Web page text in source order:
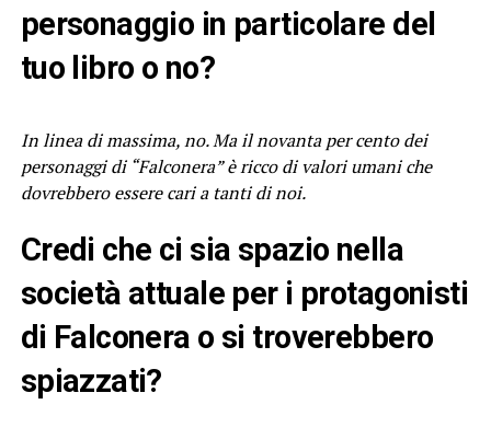
personaggio in particolare del
tuo libro o no?
In linea di massima, no. Ma il novanta per cento dei
personaggi di “Falconera” è ricco di valori umani che
dovrebbero essere cari a tanti di noi.
Credi che ci sia spazio nella
società attuale per i protagonisti
di Falconera o si troverebbero
spiazzati?